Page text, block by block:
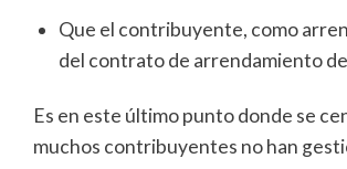
Que el contribuyente, como
del contrato de arrendamiento
Es en este último punto donde se
muchos contribuyentes no han